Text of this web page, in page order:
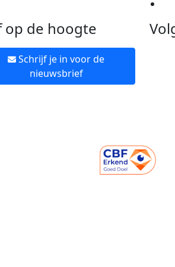
op de hoogte
Schrijf je in voor de
nieuwsbrief